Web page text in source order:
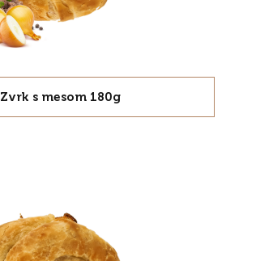
Zvrk s mesom 180g